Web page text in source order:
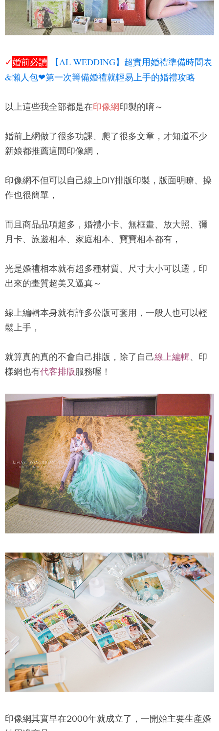
✓婚前必讀
【AL WEDDING】超實用婚禮準備時間表
&懶人包❤第一次籌備婚禮就輕易上手的婚禮攻略
以上這些我全部都是在印像網印製的唷～
婚前上網做了很多功課、爬了很多文章，才知道不少
新娘都推薦這間印像網，
印像網不但可以自己線上DIY排版印製，版面明瞭、操
作也很簡單，
而且商品品項超多，婚禮小卡、無框畫、放大照、彌
月卡、旅遊相本、家庭相本、寶寶相本都有，
光是婚禮相本就有超多種材質、尺寸大小可以選，印
出來的畫質超美又逼真～
線上編輯本身就有許多公版可套用，一般人也可以輕
鬆上手，
就算真的真的不會自己排版，除了自己線上編輯、印
樣網也有代客排版服務喔！
印像網其實早在2000年就成立了，一開始主要生產婚